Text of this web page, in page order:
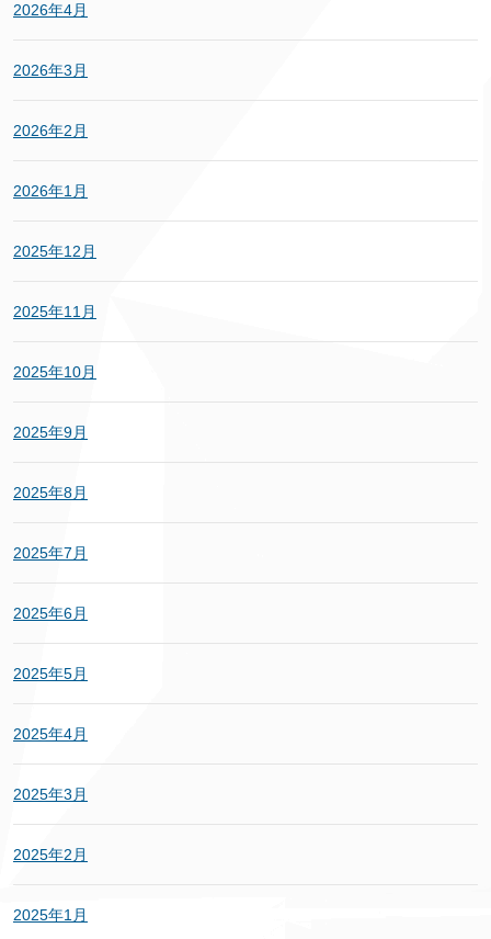
2026年4月
2026年3月
2026年2月
2026年1月
2025年12月
2025年11月
2025年10月
2025年9月
2025年8月
2025年7月
2025年6月
2025年5月
2025年4月
2025年3月
2025年2月
2025年1月